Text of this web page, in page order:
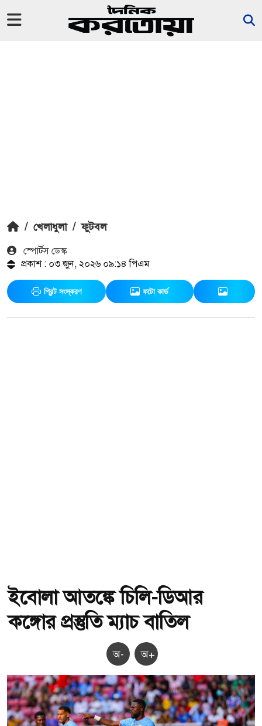
/ খেলাধুলা / ফুটবল
স্পোর্টস ডেস্ক
প্রকাশ : ০৩ জুন, ২০২৬ ০৯:১৪ পিএম
প্রিন্ট সংস্করণ ফটো কার্ড
ইবোলা আতঙ্কে চিলি-ডিআর
কঙ্গোর প্রস্তুতি ম্যাচ বাতিল
অ- অ+